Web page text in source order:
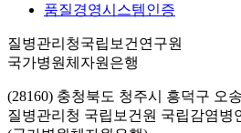
품질경영시스템인증
질병관리청국립보건연구원
국가병원체자원은행
(28160) 충청북도 청주시 흥덕구 오
질병관리청 국립보건원 국립감염병